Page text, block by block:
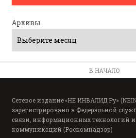
Архивы
В НАЧАЛО
Сетевое издание «НЕ ИНВАЛИД.Ру»
зарегистрировано в Федеральной
связи, информационных технологий
коммуникаций (Роскомнадзор)